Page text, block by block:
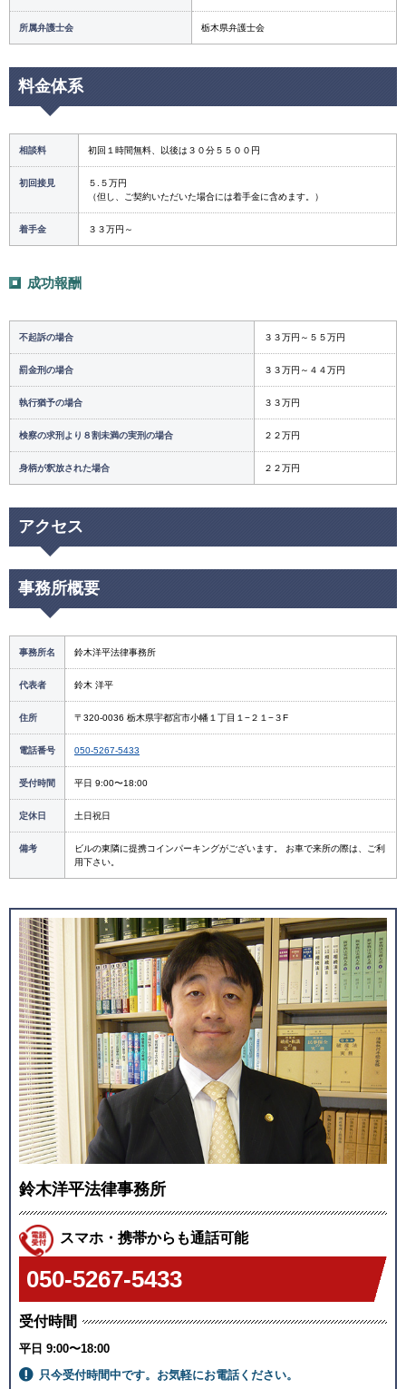
所属弁護士会 栃木県弁護士会
料金体系
相談料 初回１時間無料、以後は３０分５５００円
初回接見
５.５万円
（但し、ご契約いただいた場合には着手金に含めます。）
着手金 ３３万円～
成功報酬
不起訴の場合 ３３万円～５５万円
罰金刑の場合 ３３万円～４４万円
執行猶予の場合 ３３万円
検察の求刑より８割未満の実刑の場合 ２２万円
身柄が釈放された場合 ２２万円
アクセス
事務所概要
事務所名 鈴木洋平法律事務所
代表者 鈴木 洋平
住所 〒320-0036 栃木県宇都宮市小幡１丁目１−２１−３F
電話番号 050-5267-5433
受付時間 平日 9:00〜18:00
定休日 土日祝日
備考
ビルの東隣に提携コインパーキングがございます。 お車で来所の際は、ご利
用下さい。
鈴木洋平法律事務所
スマホ・携帯からも通話可能
050-5267-5433
受付時間
平日 9:00〜18:00
只今受付時間中です。 お気軽にお電話ください。